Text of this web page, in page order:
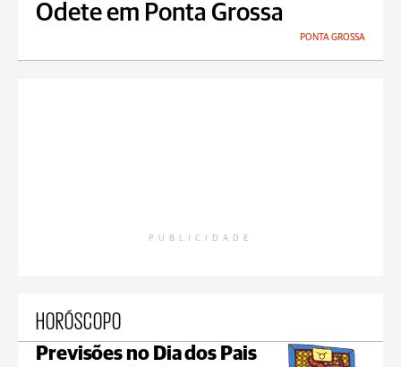
Odete em Ponta Grossa
PONTA GROSSA
PUBLICIDADE
HORÓSCOPO
Previsões no Dia dos Pais